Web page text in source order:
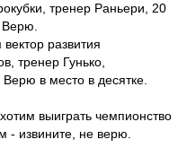
тренер Раньери, 20
развития
тренер Гунько,
в место в десятке.
выиграть чемпионство
- извините, не верю.